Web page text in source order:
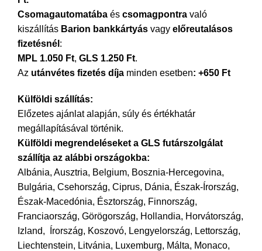
Csomagautomatába és csomagpontra való
kiszállítás Barion bankkártyás vagy előreutalásos
fizetésnél :
MPL 1.050 Ft, GLS 1.250 Ft.
Az utánvétes fizetés díja minden esetben: +650 Ft
Külföldi szállítás:
Előzetes ajánlat alapján, súly és értékhatár
megállapításával történik.
Külföldi megrendeléseket a GLS futárszolgálat
szállítja az alábbi országokba:
Albánia, Ausztria, Belgium, Bosznia-Hercegovina,
Bulgária, Csehország, Ciprus, Dánia, Észak-Írország,
Észak-Macedónia, Észtország, Finnország,
Franciaország, Görögország, Hollandia, Horvátország,
Izland, Írország, Koszovó, Lengyelország, Lettország,
Liechtenstein, Litvánia, Luxemburg, Málta, Monaco,